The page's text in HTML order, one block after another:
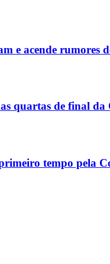
e acende rumores
quartas de final
tempo pela